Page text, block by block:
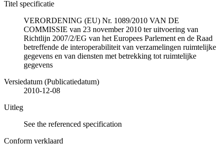
Titel specificatie
VERORDENING (EU) Nr. 1089/2010 VAN DE
COMMISSIE van 23 november 2010 ter uitvoering van
Richtlijn 2007/2/EG van het Europees Parlement en de Raad
betreffende de interoperabiliteit van verzamelingen ruimtelijke
gegevens en van diensten met betrekking tot ruimtelijke
gegevens
Versiedatum (Publicatiedatum)
2010-12-08
Uitleg
See the referenced specification
Conform verklaard